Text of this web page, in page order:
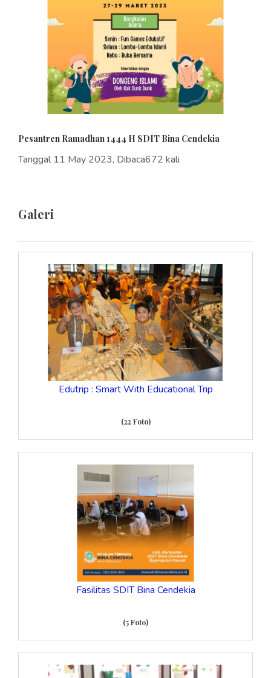
Pesantren Ramadhan 1444 H SDIT Bina Cendekia
Tanggal 11 May 2023, Dibaca672 kali
Galeri
Edutrip : Smart With Educational Trip
(22 Foto)
Fasilitas SDIT Bina Cendekia
(5 Foto)